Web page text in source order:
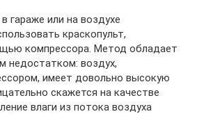
гараже или на воздухе
краскопульт,
компрессора. Метод обладает
недостатком: воздух,
имеет довольно высокую
скажется на качестве
влаги из потока воздуха